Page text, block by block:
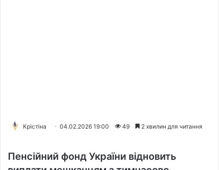
Крістіна 04.02.2026 19:00 49 2 хвилин для читання
Пенсійний фонд України відновить